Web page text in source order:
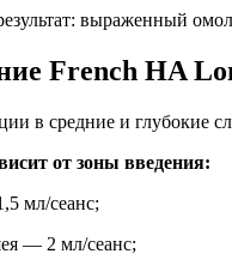
выраженный
French HA
в средние и глубокие
от зоны введения:
мл/сеанс;
— 2 мл/сеанс;